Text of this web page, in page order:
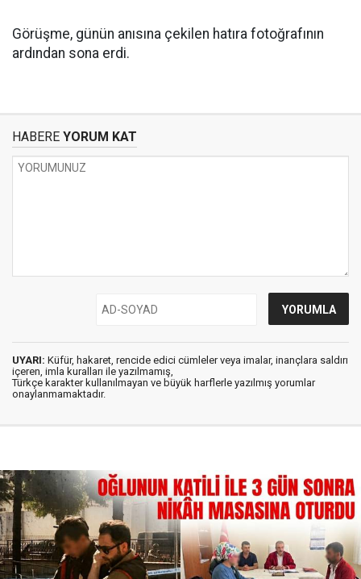
Görüşme, günün anısına çekilen hatıra fotoğrafının
ardından sona erdi.
HABERE YORUM KAT
UYARI: Küfür, hakaret, rencide edici cümleler veya imalar, inançlara saldırı
içeren, imla kuralları ile yazılmamış,
Türkçe karakter kullanılmayan ve büyük harflerle yazılmış yorumlar
onaylanmamaktadır.